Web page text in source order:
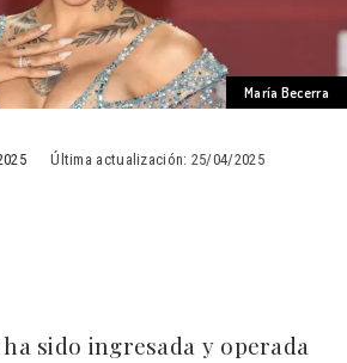
María Becerra
Última actualización: 25/04/2025
ha sido ingresada y operada